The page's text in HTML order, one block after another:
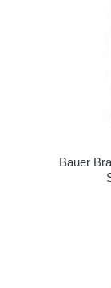
Bauer